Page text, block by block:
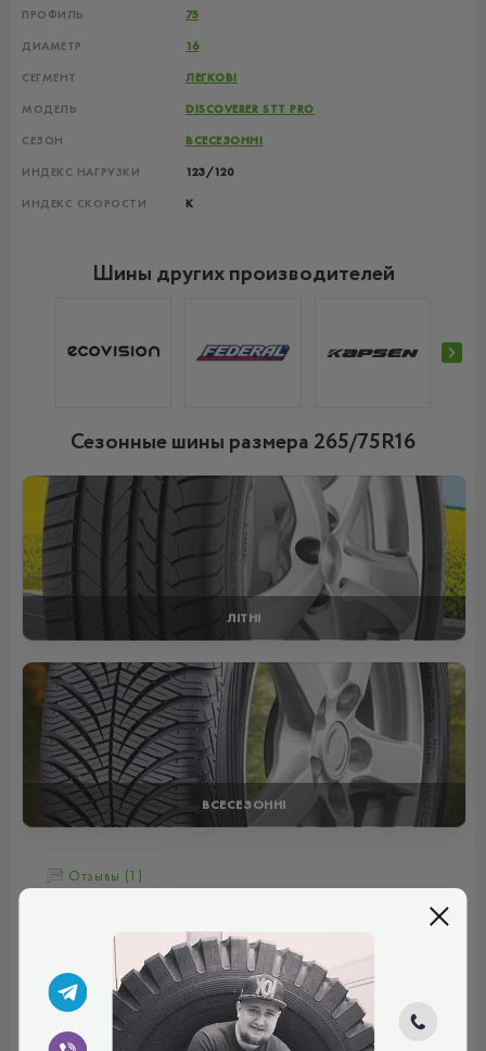
ПРОФИЛЬ 75
ДИАМЕТР 16
СЕГМЕНТ ЛЕГКОВІ
МОДЕЛЬ DISCOVERER STT PRO
СЕЗОН ВСЕСЕЗОННІ
ИНДЕКС НАГРУЗКИ 123/120
ИНДЕКС СКОРОСТИ K
Шины других производителей
Сезонные шины размера 265/75R16
ЛІТНІ
ВСЕСЕЗОННІ
Отзывы (1)
Дуже надійна зимова шина для складних умов і
бездоріжжя. Чудовий агресивний протектор із великими
блоками, відмінне зчеплення на снігу та бруді. Глибокі
канавки ефективно відводять воду, зберігає зчеплення в